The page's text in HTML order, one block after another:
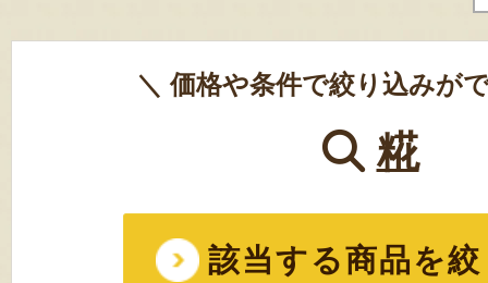
＼ 価格や条件で絞り込みが
糀
該当する商品を